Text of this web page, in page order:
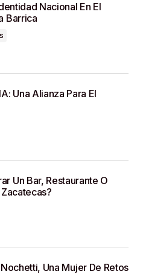
Nacional En El
Barrica
Una Alianza Para El
Un Bar, Restaurante O
Una Mujer De Retos